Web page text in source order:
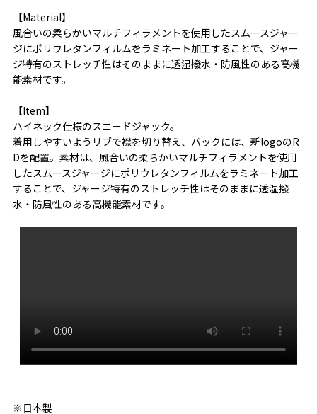
【Material】
風合いの柔らかいマルチフィラメントを使用したスムースジャー
ジにポリウレタンフィルムをラミネート加工することで、ジャー
ジ特有のストレッチ性はそのままに透湿撥水・防風性のある高機
能素材です。
【Item】
ハイネック仕様のスニードジャック。
着用しやすいようリブで襟を切り替え、バックには、新logoのR
Dを配置。素材は、風合いの柔らかいマルチフィラメントを使用
したスムースジャージにポリウレタンフィルムをラミネート加工
することで、ジャージ特有のストレッチ性はそのままに透湿撥
水・防風性のある高機能素材です。
※日本製